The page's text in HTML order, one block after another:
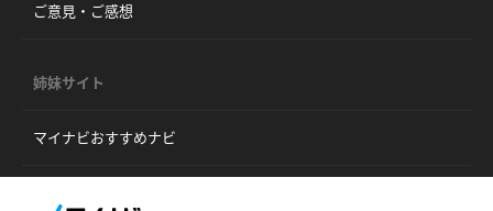
ご意見・ご感想
姉妹サイト
マイナビおすすめナビ